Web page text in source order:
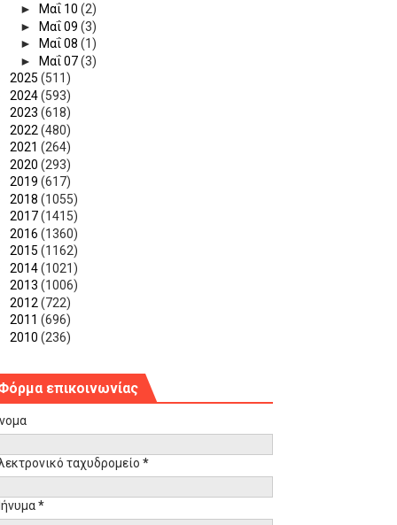
►
Μαΐ 10(2)
►
Μαΐ 09(3)
►
Μαΐ 08(1)
►
Μαΐ 07(3)
2025 (511)
2024(593)
2023 (618)
2022 (480)
2021 (264)
2020 (293)
2019 (617)
2018 (1055)
2017(1415)
2016 (1360)
2015 (1162)
2014(1021)
2013 (1006)
2012 (722)
2011 (696)
2010 (236)
επικοινωνίας
ταχυδρομείο *
*